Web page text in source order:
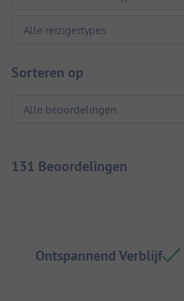
Sorteren op
131 Beoordelingen
Ontspannend Verblijf